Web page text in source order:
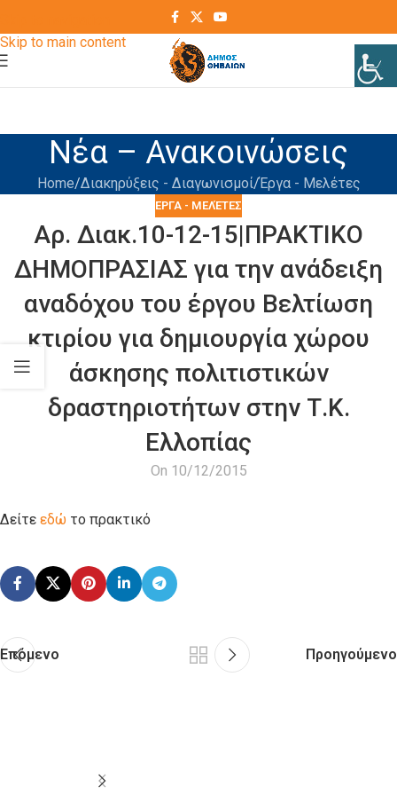
Skip to main content
Νέα – Ανακοινώσεις
Home Διακηρύξεις - Διαγωνισμοί Έργα - Μελέτες
ΈΡΓΑ - ΜΕΛΈΤΕΣ
Αρ. Διακ.10-12-15|ΠΡΑΚΤΙΚΟ
ΔΗΜΟΠΡΑΣΙΑΣ για την ανάδειξη
αναδόχου του έργου Βελτίωση
κτιρίου για δημιουργία χώρου
άσκησης πολιτιστικών
δραστηριοτήτων στην Τ.Κ.
Ελλοπίας
On 10/12/2015
Δείτε εδώ το πρακτικό
Επόμενο Προηγούμενο